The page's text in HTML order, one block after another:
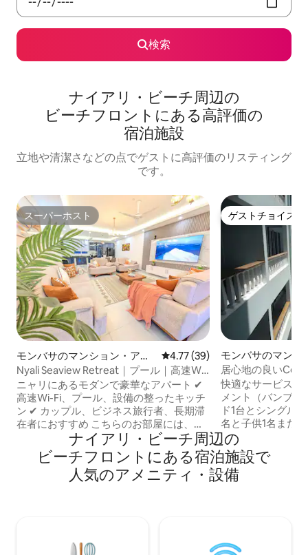
検索
ナイアリ・ビーチ周⁠辺⁠の
ビ⁠ー⁠チ⁠フ⁠ロ⁠ン⁠ト⁠にあ⁠る高⁠評⁠価⁠の
宿⁠泊⁠施⁠設
立地や清潔さなどの点でゲストに高評価のリスティング
です。
スーパーホスト
スーパーホスト
モンバサのマンション・アパ
ート
レビュー39件、5つ星中4.77つ
4.77 (39)
Nyali Seaview Retreat｜プール｜高速Wi-
Fi｜エアコン完備｜ビーチ近く
ニャリにあるモダンで豪華なアパート ✔
高速Wi-Fi、プール、設備の整ったキッチ
ン ✔ カップル、ビジネス旅行者、長期滞
在者におすすめ こちらのお部屋には、大
型スマートテレビとNetflixを備えたモダ
ンなリビングルーム、各部屋にエアコ
ン、プレミアム寝具を備えた居心地のよ
い寝室があります。お仕事でお越しの場
グエリア • 快適なクイーンサイズベッド •
ゲストチョイス
ゲストチョイス
モンバサのマンシ
ート
居心地の良い
Apartmentsのワ
快適なサービス付
メント（バンブリ） *クイーンサイズ
ド1台とシングル
名と子供1名また
す *毎日の清掃サ
ソファ、コーヒー
ニングテーブル
のかかる金庫 ＊
プレイエリア、ビ
ナイアリ・ビーチ周⁠辺⁠の
ビ⁠ー⁠チ⁠フ⁠ロ⁠ン⁠ト⁠にあ⁠る宿⁠泊⁠施⁠設⁠で
人⁠気⁠のア⁠メ⁠ニ⁠テ⁠ィ・設⁠備